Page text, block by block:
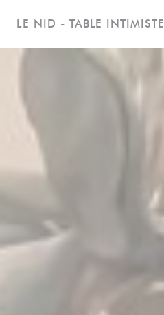
LE NID - TABLE INTIMISTE